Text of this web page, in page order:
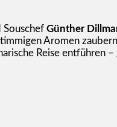
Günther
Aromen
Reise entführen –